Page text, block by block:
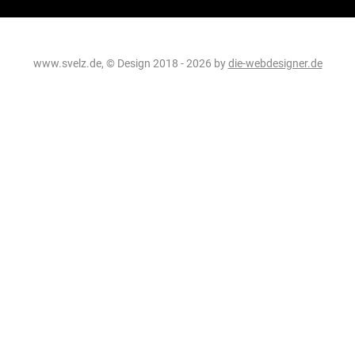
www.svelz.de, © Design 2018 - 2026 bydie-webdesigner.de